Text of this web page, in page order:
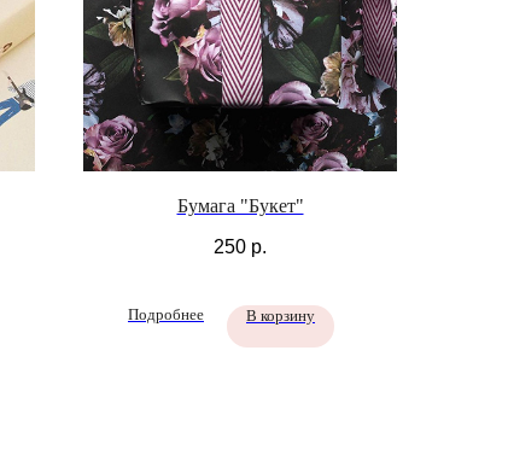
Бумага "Букет"
250 р.
Подробнее В корзину